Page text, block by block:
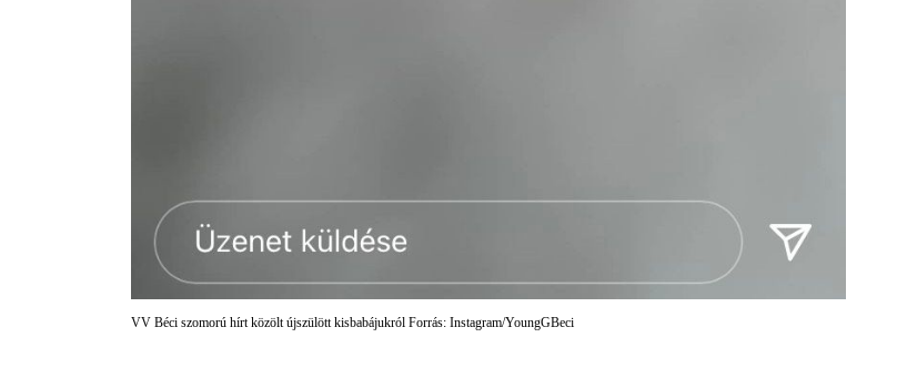
VV Béci szomorú hírt közölt újszülött kisbabájukról Forrás: Instagram/YoungGBeci